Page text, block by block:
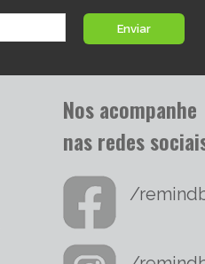
Enviar
Nos acompanhe
nas redes
/